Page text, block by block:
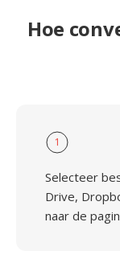
Hoe
1
Selecteer
Drive,
naar de